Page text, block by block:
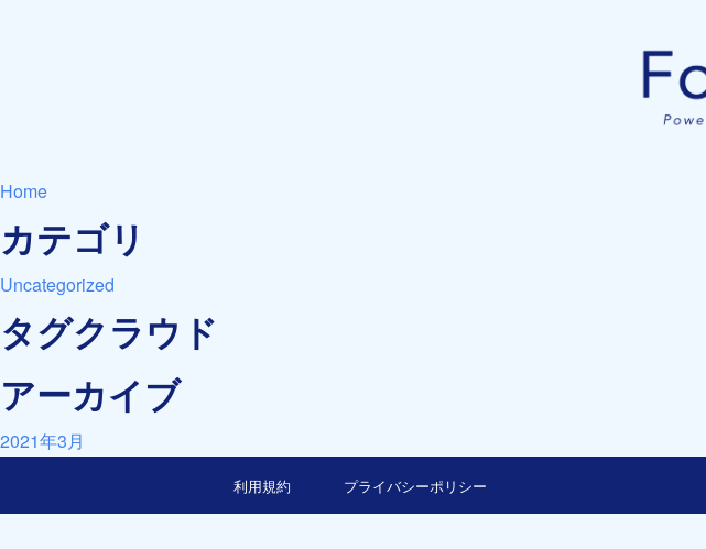
Home
カテゴリ
Uncategorized
タグクラウド
アーカイブ
2021年3月
利用規約 プライバシーポリシー